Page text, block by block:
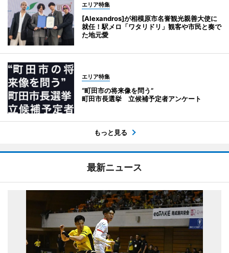
エリア特集
[Alexandros]が相模原市名誉観光親善大使に
就任！駅メロ「ワタリドリ」観客や市民と奏で
た地元愛
エリア特集
“町田市の将来像を問う”
町田市長選挙 立候補予定者アンケート
もっと見る
最新ニュース